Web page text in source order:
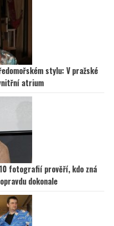
stylu: V pražské
atrium
fotografií prověří, kdo zná
dokonale